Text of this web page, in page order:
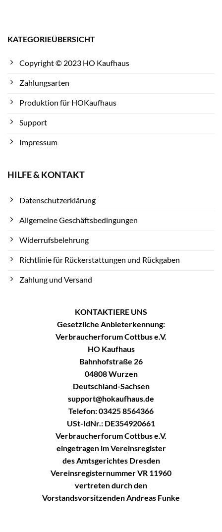
KATEGORIEÜBERSICHT
Copyright © 2023 HO Kaufhaus
Zahlungsarten
Produktion für HOKaufhaus
Support
Impressum
HILFE & KONTAKT
Datenschutzerklärung
Allgemeine Geschäftsbedingungen
Widerrufsbelehrung
Richtlinie für Rückerstattungen und Rückgaben
Zahlung und Versand
KONTAKTIERE UNS
Gesetzliche Anbieterkennung:
Verbraucherforum Cottbus e.V.
HO Kaufhaus
Bahnhofstraße 26
04808 Wurzen
Deutschland-Sachsen
support@hokaufhaus.de
Telefon: 03425 8564366
USt-IdNr.: DE354920661
Verbraucherforum Cottbus e.V.
eingetragen im Vereinsregister
des Amtsgerichtes Dresden
Vereinsregisternummer VR 11960
vertreten durch den
Vorstandsvorsitzenden Andreas Funke